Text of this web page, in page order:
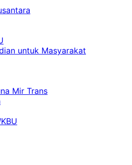
untuk Masyarakat
Mir Trans